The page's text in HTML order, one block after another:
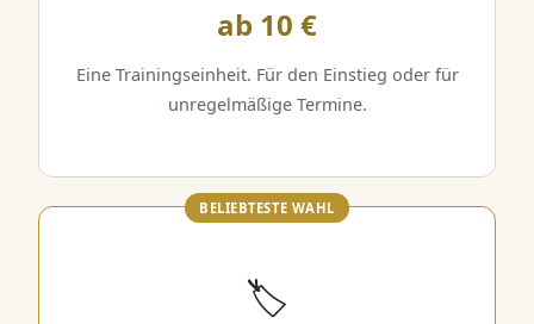
ab 10 €
Eine Trainingseinheit. Für den Einstieg oder für
unregelmäßige Termine.
🏷️